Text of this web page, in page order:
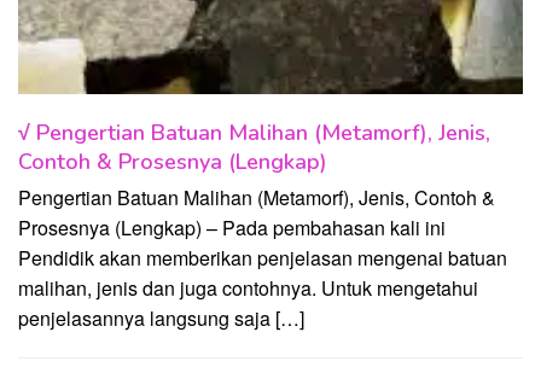
√ Pengertian Batuan Malihan (Metamorf), Jenis,
Contoh & Prosesnya (Lengkap)
Pengertian Batuan Malihan (Metamorf), Jenis, Contoh &
Prosesnya (Lengkap) – Pada pembahasan kali ini
Pendidik akan memberikan penjelasan mengenai batuan
malihan, jenis dan juga contohnya. Untuk mengetahui
penjelasannya langsung saja […]